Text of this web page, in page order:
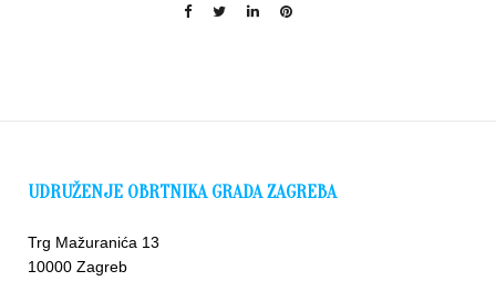
UDRUŽENJE OBRTNIKA GRADA ZAGREBA
Trg Mažuranića 13
10000 Zagreb